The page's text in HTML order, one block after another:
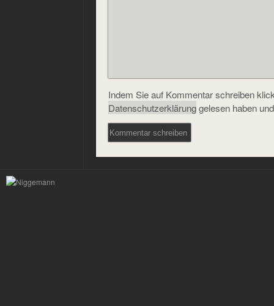
Indem Sie auf Kommentar schreiben
Datenschutzerklärunggelesen haben